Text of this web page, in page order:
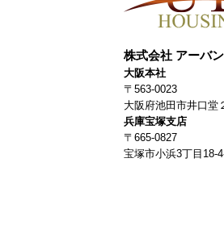
株式会社 アーバ
大阪本社
〒563-0023
大阪府池田市井口堂
兵庫宝塚支店
〒665-0827
宝塚市小浜3丁目18-